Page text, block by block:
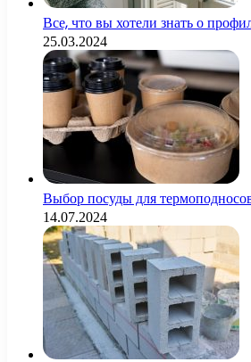
Все, что вы хотели знать о
25.03.2024
Выбор посуды для
14.07.2024